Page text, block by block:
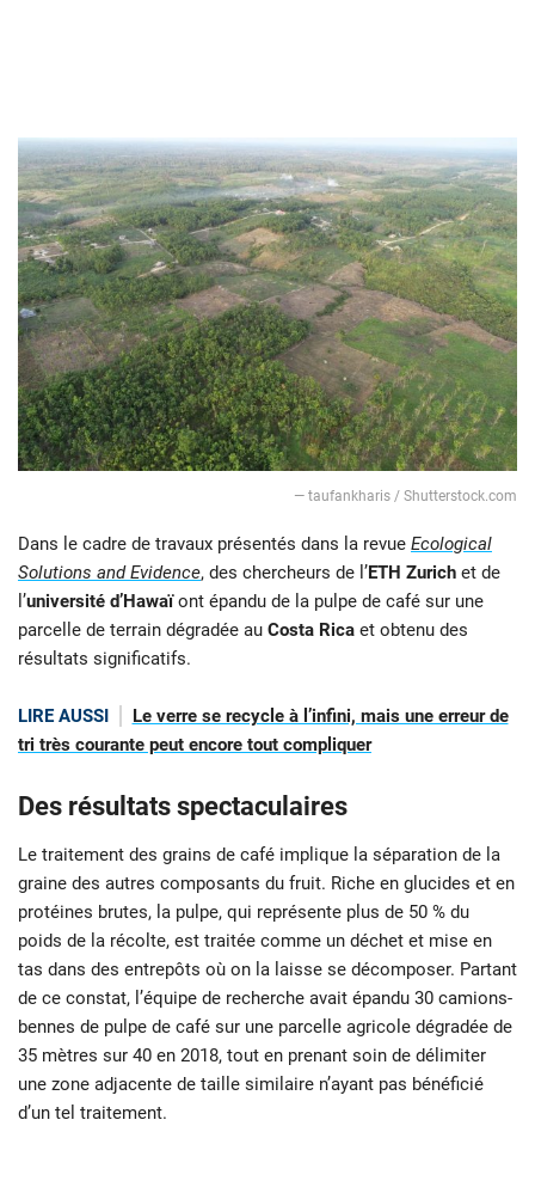
— taufankharis / Shutterstock.com
Dans le cadre de travaux présentés dans la revue Ecological
Solutions and Evidence, des chercheurs de l’ETH Zurich et de
l’université d’Hawaïont épandu de la pulpe de café sur une
parcelle de terrain dégradée au Costa Rica et obtenu des
résultats significatifs.
LIRE AUSSI
Le verre se recycle à l’infini, mais une erreur de
tri très courante peut encore tout compliquer
Des résultats spectaculaires
Le traitement des grains de café implique la séparation de la
graine des autres composants du fruit. Riche en glucides et en
protéines brutes, la pulpe, qui représente plus de 50 % du
poids de la récolte, est traitée comme un déchet et mise en
tas dans des entrepôts où on la laisse se décomposer. Partant
de ce constat, l’équipe de recherche avait épandu 30 camions-
bennes de pulpe de café sur une parcelle agricole dégradée de
35 mètres sur 40 en 2018, tout en prenant soin de délimiter
une zone adjacente de taille similaire n’ayant pas bénéficié
d’un tel traitement.